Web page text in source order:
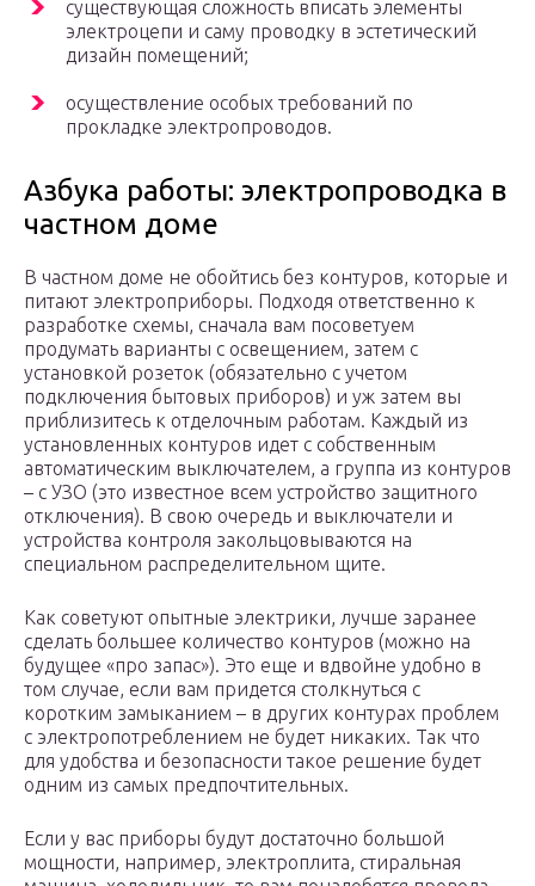
существующая сложность вписать элементы
электроцепи и саму проводку в эстетический
дизайн помещений;
осуществление особых требований по
прокладке электропроводов.
Азбука работы: электропроводка в
частном доме
В частном доме не обойтись без контуров, которые и
питают электроприборы. Подходя ответственно к
разработке схемы, сначала вам посоветуем
продумать варианты с освещением, затем с
установкой розеток (обязательно с учетом
подключения бытовых приборов) и уж затем вы
приблизитесь к отделочным работам. Каждый из
установленных контуров идет с собственным
автоматическим выключателем, а группа из контуров
– с УЗО (это известное всем устройство защитного
отключения). В свою очередь и выключатели и
устройства контроля закольцовываются на
специальном распределительном щите.
Как советуют опытные электрики, лучше заранее
сделать большее количество контуров (можно на
будущее «про запас»). Это еще и вдвойне удобно в
том случае, если вам придется столкнуться с
коротким замыканием – в других контурах проблем
с электропотреблением не будет никаких. Так что
для удобства и безопасности такое решение будет
одним из самых предпочтительных.
Если у вас приборы будут достаточно большой
мощности, например, электроплита, стиральная